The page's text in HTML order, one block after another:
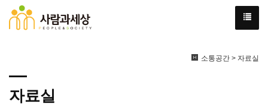
소통공간 > 자료실
자료실